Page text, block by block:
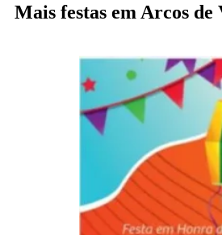
Mais festas em Arcos de